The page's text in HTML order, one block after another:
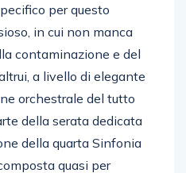
per questo
in cui non manca
contaminazione e del
a livello di elegante
orchestrale del tutto
della serata dedicata
della quarta Sinfonia
quasi per